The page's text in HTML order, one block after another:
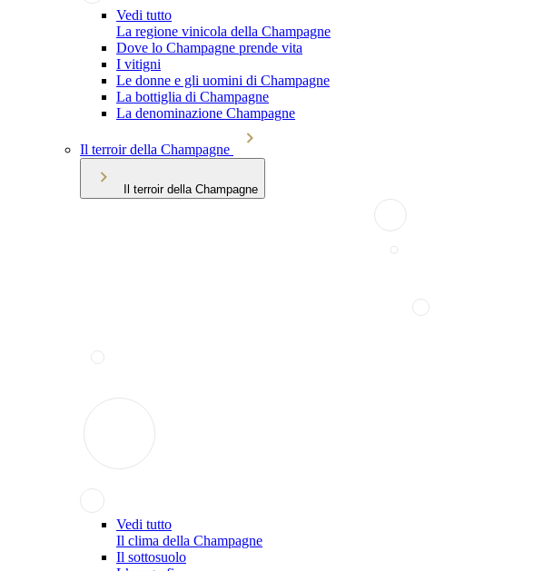
Vedi tutto
La regione vinicola della Champagne
Dove lo Champagne prende vita
I vitigni
Le donne e gli uomini di Champagne
La bottiglia di Champagne
La denominazione Champagne
Il terroir della Champagne
Il terroir della Champagne
Vedi tutto
Il clima della Champagne
Il sottosuolo